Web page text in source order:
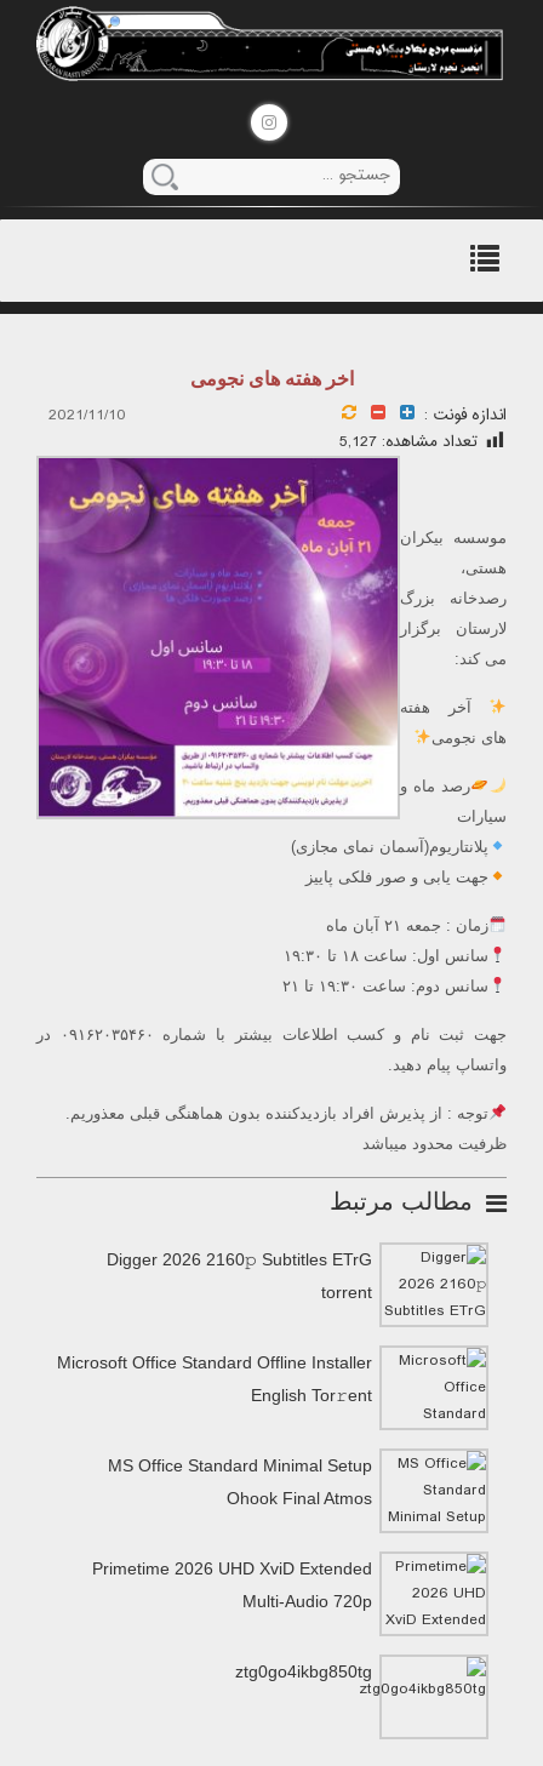
منوی
اصلی
اخر هفته های نجومی
اندازه فونت :
2021/11/10
تعداد مشاهده: 5,127
موسسه بیکران
هستی،
رصدخانه بزرگ
لارستان برگزار
می کند:
آخر هفته
های نجومی
رصد ماه و
سیارات
پلانتاریوم(آسمان نمای مجازی)
جهت یابی و صور فلکی پاییز
زمان : جمعه ۲۱ آبان ماه
سانس اول: ساعت ۱۸ تا ۱۹:۳۰
سانس دوم: ساعت ۱۹:۳۰ تا ۲۱
جهت ثبت نام و کسب اطلاعات بیشتر با شماره ۰۹۱۶۲۰۳۵۴۶۰ در
واتساپ پیام دهید.
توجه : از پذیرش افراد بازدیدکننده بدون هماهنگی قبلی معذوریم.
ظرفیت محدود میباشد
مطالب مرتبط
Digger 2026 2160𝚙 Subtitles ETrG
torrent
Microsoft Office Standard Offline Installer
English Tor𝚛ent
MS Office Standard Minimal Setup
Ohook Final Atmos
Primetime 2026 UHD XviD Extended
Multi-Audio 720p
ztg0go4ikbg850tg